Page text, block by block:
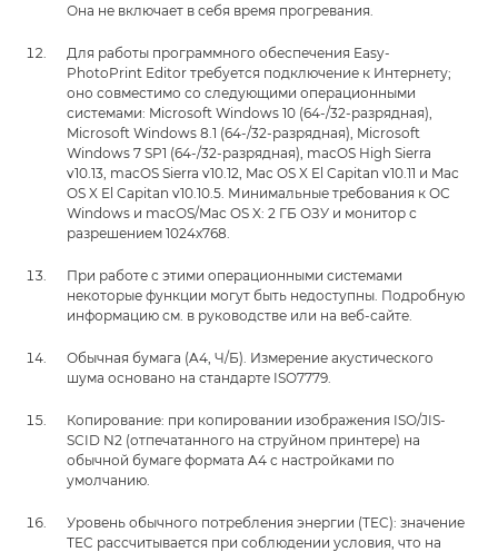
Она не включает в себя время прогревания.
Для работы программного обеспечения Easy-
PhotoPrint Editor требуется подключение к Интернету;
оно совместимо со следующими операционными
системами: Microsoft Windows 10 (64-/32-разрядная),
Microsoft Windows 8.1 (64-/32-разрядная), Microsoft
Windows 7 SP1 (64-/32-разрядная), macOS High Sierra
v10.13, macOS Sierra v10.12, Mac OS X El Capitan v10.11 и Mac
OS X El Capitan v10.10.5. Минимальные требования к ОС
Windows и macOS/Mac OS X: 2 ГБ ОЗУ и монитор с
разрешением 1024x768.
При работе с этими операционными системами
некоторые функции могут быть недоступны. Подробную
информацию см. в руководстве или на веб-сайте.
Обычная бумага (A4, Ч/Б). Измерение акустического
шума основано на стандарте ISO7779.
Копирование: при копировании изображения ISO/JIS-
SCID N2 (отпечатанного на струйном принтере) на
обычной бумаге формата A4 с настройками по
умолчанию.
Уровень обычного потребления энергии (TEC): значение
TEC рассчитывается при соблюдении условия, что на